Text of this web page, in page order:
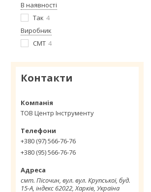
В наявності
Так 4
Виробник
СМТ 4
Контакти
ТОВ Центр Інструменту
+380 (97) 566-76-76
+380 (95) 566-76-76
смт. Пісочин, вул. вул. Крупської, буд.
15-А, індекс 62022, Харків, Україна